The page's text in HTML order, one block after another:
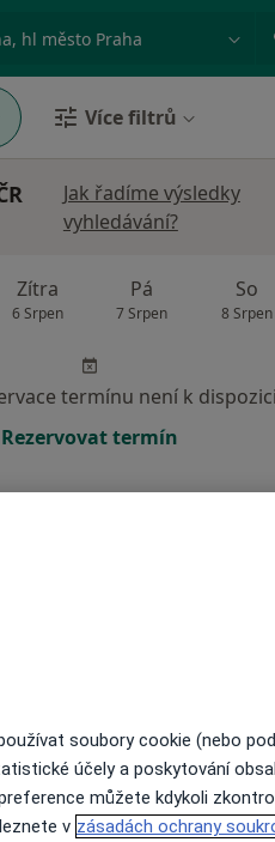
nebo region
Více filtrů
Jak řadíme výsledky
vyhledávání?
Zítra
6 Srpen
Pá
7 Srpen
So
8 Srpen
termínu není k dispozici
Rezervovat termín
termínu není k
Rezervovat termín
soubory cookie (nebo
účely a poskytování
můžete kdykoli
v zásadách ochrany